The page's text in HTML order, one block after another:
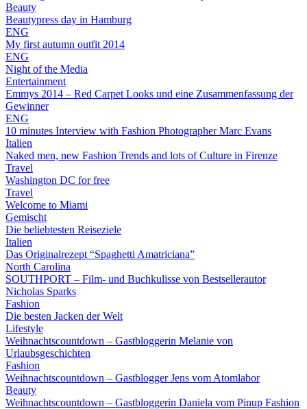
Beauty
Beautypress day in Hamburg
ENG
My first autumn outfit 2014
ENG
Night of the Media
Entertainment
Emmys 2014 – Red Carpet Looks und eine Zusammenfassung der
Gewinner
ENG
10 minutes Interview with Fashion Photographer Marc Evans
Italien
Naked men, new Fashion Trends and lots of Culture in Firenze
Travel
Washington DC for free
Travel
Welcome to Miami
Gemischt
Die beliebtesten Reiseziele
Italien
Das Originalrezept “Spaghetti Amatriciana”
North Carolina
SOUTHPORT – Film- und Buchkulisse von Bestsellerautor
Nicholas Sparks
Fashion
Die besten Jacken der Welt
Lifestyle
Weihnachtscountdown – Gastbloggerin Melanie von
Urlaubsgeschichten
Fashion
Weihnachtscountdown – Gastblogger Jens vom Atomlabor
Beauty
Weihnachtscountdown – Gastbloggerin Daniela vom Pinup Fashion